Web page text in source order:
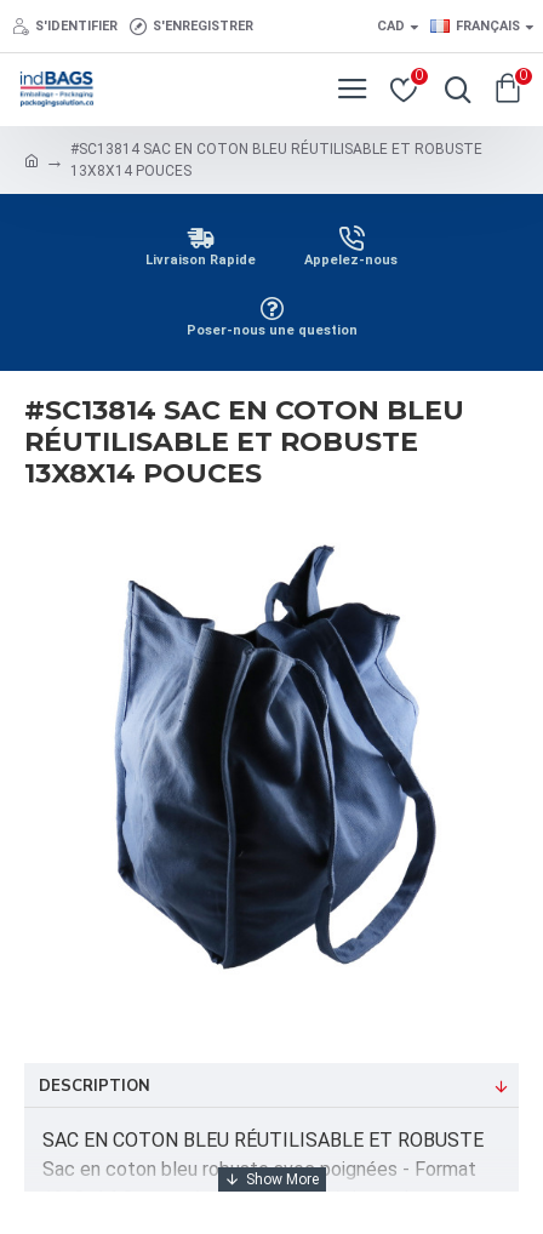
S'IDENTIFIER S'ENREGISTRER CAD FRANÇAIS
0 0
#SC13814 SAC EN COTON BLEU RÉUTILISABLE ET ROBUSTE
13X8X14 POUCES
Livraison Rapide Appelez-nous
Poser-nous une question
#SC13814 SAC EN COTON BLEU
RÉUTILISABLE ET ROBUSTE
13X8X14 POUCES
DESCRIPTION
SAC EN COTON BLEU RÉUTILISABLE ET ROBUSTE
Sac en coton bleu robuste avec poignées - Format
13x8x14 Ce sac réutilisable est idéal pour le